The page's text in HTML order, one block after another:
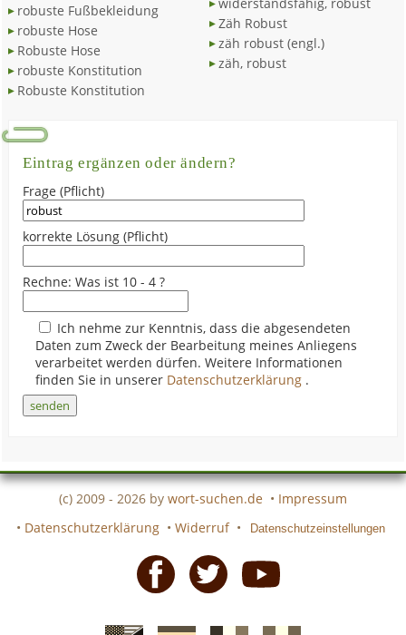
robuste Fußbekleidung
robuste Hose
Robuste Hose
robuste Konstitution
Robuste Konstitution
Zäh Robust
zäh robust (engl.)
zäh, robust
Eintrag ergänzen oder ändern?
Frage (Pflicht)
korrekte Lösung (Pflicht)
Rechne: Was ist 10 - 4 ?
Ich nehme zur Kenntnis, dass die abgesendeten
Daten zum Zweck der Bearbeitung meines Anliegens
verarbeitet werden dürfen. Weitere Informationen
finden Sie in unserer Datenschutzerklärung .
(c) 2009 - 2026 by wort-suchen.de • Impressum
• Datenschutzerklärung • Widerruf • Datenschutzeinstellungen